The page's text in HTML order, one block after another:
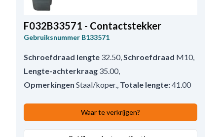
F032B33571 - Contactstekker
Gebruiksnummer B133571
Schroefdraad lengte 32.50,Schroefdraad M10,
Lengte-achterkraag 35.00,
Opmerkingen Staal/koper., Totale lengte:41.00
Waar te verkrijgen?